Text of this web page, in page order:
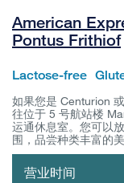
American
Pontus Frithiof
Lactose-free
如果您是 Centurion
往位于 5 号航站楼
运通休息室。您可以
围，品尝种类丰富的
营业时间